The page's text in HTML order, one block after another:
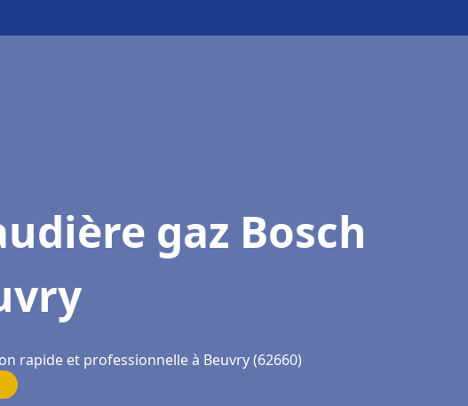
gaz Bosch
rapide et professionnelle à Beuvry (62660)